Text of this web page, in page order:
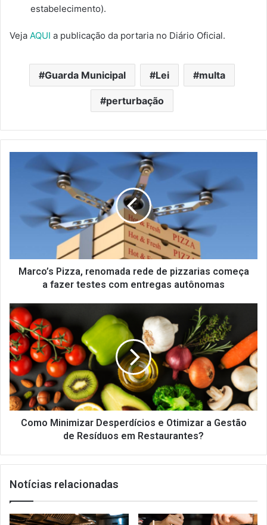
estabelecimento).
Veja AQUI a publicação da portaria no Diário Oficial.
Guarda Municipal Lei multa
perturbação
Pizza,
renomada
pizzarias
fazer
testes
autônomas
Marco’s Pizza, renomada rede de pizzarias começa
a fazer testes com entregas autônomas
Como
Minimizar
Desperdícios
e
Otimizar
a
Gestão
de
Resíduos
Como Minimizar Desperdícios e Otimizar a Gestão
de Resíduos em Restaurantes?
Notícias relacionadas